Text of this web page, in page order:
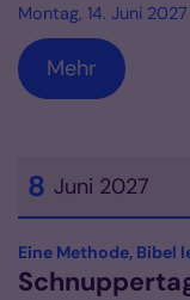
Montag, 14. Juni
Mehr
8 Juni 2027
Datum: 8. Juni
Eine Methode, Bibel